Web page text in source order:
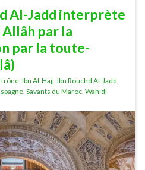
Al-Jadd interprète
Allâh par la
par la toute-
trône Ibn Al-Hajj Ibn Rouchd Al-Jadd
Savants du Maroc Wahidi